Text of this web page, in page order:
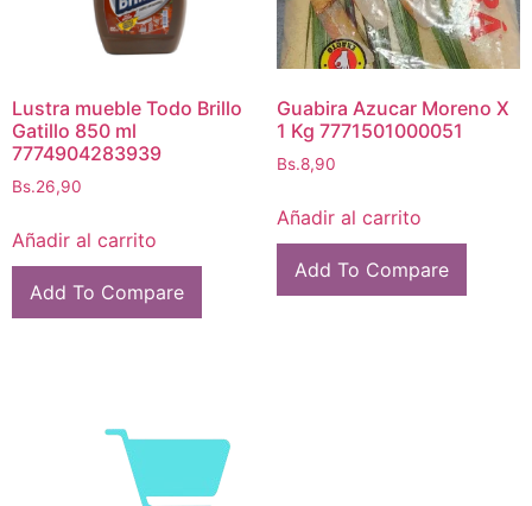
Lustra mueble Todo Brillo
Gatillo 850 ml
7774904283939
Bs.26,90
Añadir al carrito
Add To Compare
Guabira Azucar Moreno X
1 Kg 7771501000051
Bs.8,90
Añadir al carrito
Add To Compare